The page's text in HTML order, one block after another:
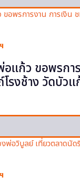
แก้ว ขอพรกา
โรงช้าง วัดบัว